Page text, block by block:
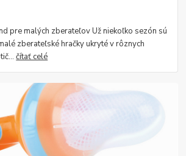
pre malých zberateľov Už niekoľko sezón sú
zberateľské hračky ukryté v rôznych
čítať celé